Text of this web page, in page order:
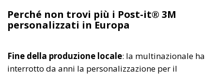
Perché non trovi più i Post-it® 3M
personalizzati in Europa
Fine della produzione locale: la multinazionale ha
interrotto da anni la personalizzazione per il